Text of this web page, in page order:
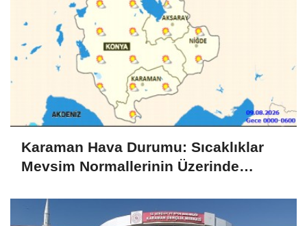
Karaman Hava Durumu: Sıcaklıklar
Mevsim Normallerinin Üzerinde